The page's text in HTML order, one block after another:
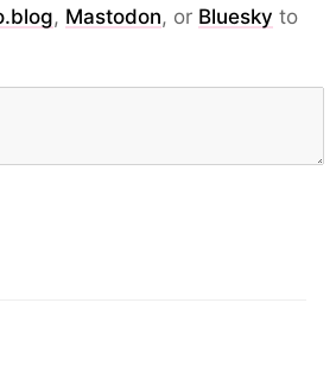
, Mastodon, or Bluesky to